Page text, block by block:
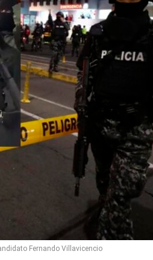
Fernando Villavicencio